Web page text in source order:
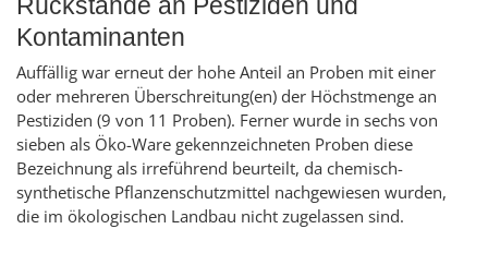
Rückstände an Pestiziden und
Kontaminanten
Auffällig war erneut der hohe Anteil an Proben mit einer
oder mehreren Überschreitung(en) der Höchstmenge an
Pestiziden (9 von 11 Proben). Ferner wurde in sechs von
sieben als Öko-Ware gekennzeichneten Proben diese
Bezeichnung als irreführend beurteilt, da chemisch-
synthetische Pflanzenschutzmittel nachgewiesen wurden,
die im ökologischen Landbau nicht zugelassen sind.